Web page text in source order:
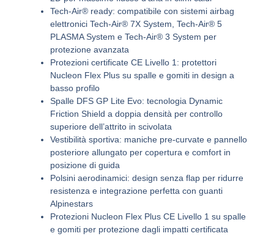
Tech-Air® ready: compatibile con sistemi airbag
elettronici Tech-Air® 7X System, Tech-Air® 5
PLASMA System e Tech-Air® 3 System per
protezione avanzata
Protezioni certificate CE Livello 1: protettori
Nucleon Flex Plus su spalle e gomiti in design a
basso profilo
Spalle DFS GP Lite Evo: tecnologia Dynamic
Friction Shield a doppia densità per controllo
superiore dell’attrito in scivolata
Vestibilità sportiva: maniche pre-curvate e pannello
posteriore allungato per copertura e comfort in
posizione di guida
Polsini aerodinamici: design senza flap per ridurre
resistenza e integrazione perfetta con guanti
Alpinestars
Protezioni Nucleon Flex Plus CE Livello 1 su spalle
e gomiti per protezione dagli impatti certificata